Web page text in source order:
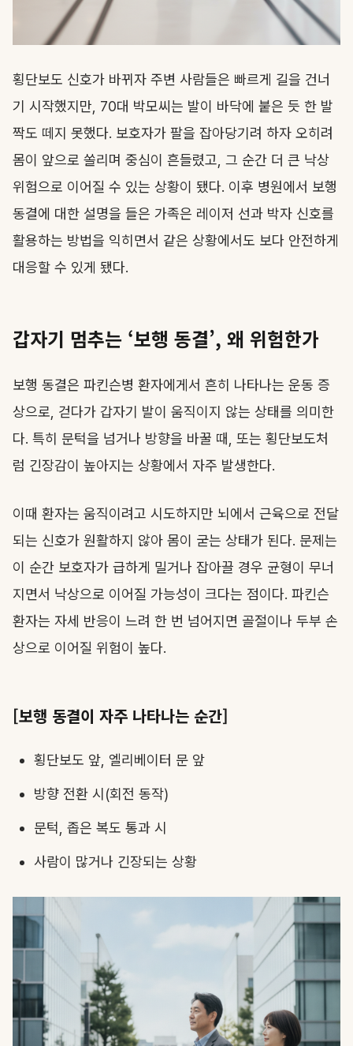
횡단보도 신호가 바뀌자 주변 사람들은 빠르게 길을 건너
기 시작했지만, 70대 박모씨는 발이 바닥에 붙은 듯 한 발
짝도 떼지 못했다. 보호자가 팔을 잡아당기려 하자 오히려
몸이 앞으로 쏠리며 중심이 흔들렸고, 그 순간 더 큰 낙상
위험으로 이어질 수 있는 상황이 됐다. 이후 병원에서 보행
동결에 대한 설명을 들은 가족은 레이저 선과 박자 신호를
활용하는 방법을 익히면서 같은 상황에서도 보다 안전하게
대응할 수 있게 됐다.
갑자기 멈추는 ‘보행 동결’, 왜 위험한가
보행 동결은 파킨슨병 환자에게서 흔히 나타나는 운동 증
상으로, 걷다가 갑자기 발이 움직이지 않는 상태를 의미한
다. 특히 문턱을 넘거나 방향을 바꿀 때, 또는 횡단보도처
럼 긴장감이 높아지는 상황에서 자주 발생한다.
이때 환자는 움직이려고 시도하지만 뇌에서 근육으로 전달
되는 신호가 원활하지 않아 몸이 굳는 상태가 된다. 문제는
이 순간 보호자가 급하게 밀거나 잡아끌 경우 균형이 무너
지면서 낙상으로 이어질 가능성이 크다는 점이다. 파킨슨
환자는 자세 반응이 느려 한 번 넘어지면 골절이나 두부 손
상으로 이어질 위험이 높다.
[보행 동결이 자주 나타나는 순간]
횡단보도 앞, 엘리베이터 문 앞
방향 전환 시(회전 동작)
문턱, 좁은 복도 통과 시
사람이 많거나 긴장되는 상황